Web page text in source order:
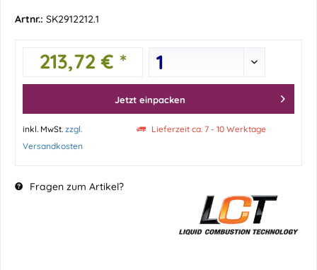
Artnr.: SK2912212.1
213,72 € *
Jetzt einpacken
inkl. MwSt. zzgl.
Versandkosten
Lieferzeit ca. 7 - 10 Werktage
Fragen zum Artikel?